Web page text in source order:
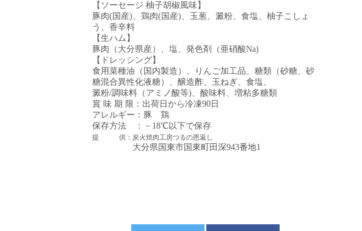
【ソーセージ 柚子胡椒風味】
豚肉(国産)、鶏肉(国産)、玉葱、澱粉、食塩、柚子こしょ
う、香辛料
【生ハム】
豚肉（大分県産）、塩、発色剤（亜硝酸Na)
【ドレッシング】
食用菜種油（国内製造）、
りんご加工品、糖類（砂糖、砂
糖混合異性化液糖）、醸造酢、玉ねぎ、食塩、
澱粉/調味料（アミノ酸等)、酸味料、増粘多糖類
賞 味 期 限：出荷日から冷凍90 日
アレルギー：豚 鶏
保存方法 ：
－18℃以下で保存
提 供：炭火焼肉工房つるの恩返し
大分県国東市国東町田深943番地1